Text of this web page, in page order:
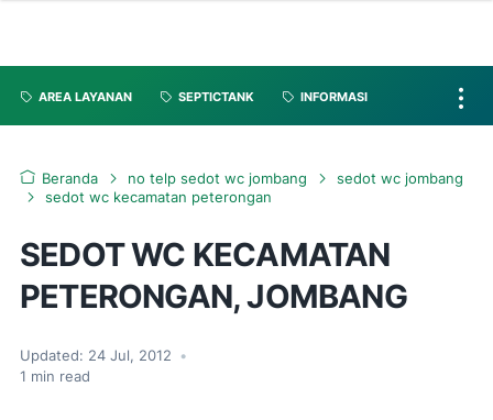
AREA LAYANAN SEPTICTANK INFORMASI
Beranda no telp sedot wc jombang
sedot wc jombang
sedot wc kecamatan peterongan
SEDOT WC KECAMATAN
PETERONGAN, JOMBANG
Updated: 24 Jul, 2012
•
1 min read